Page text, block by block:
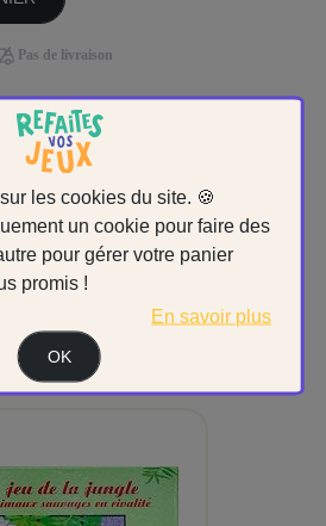
les cookies du site. 🍪
un cookie pour faire des
pour gérer votre panier
promis !
En savoir plus
OK
Pas de livraison
POURRAIENT